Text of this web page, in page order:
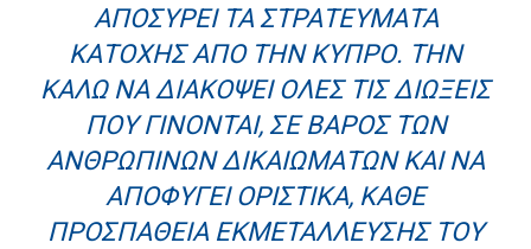
ΑΠΟΣΎΡΕΙ ΤΑ ΣΤΡΑΤΕΎΜΑΤΑ
ΚΑΤΟΧΉΣ ΑΠΌ ΤΗΝ ΚΎΠΡΟ. ΤΗΝ
ΚΑΛΏ ΝΑ ΔΙΑΚΌΨΕΙ ΌΛΕΣ ΤΙΣ ΔΙΏΞΕΙΣ
ΠΟΥ ΓΊΝΟΝΤΑΙ, ΣΕ ΒΆΡΟΣ ΤΩΝ
ΑΝΘΡΩΠΊΝΩΝ ΔΙΚΑΙΩΜΆΤΩΝ ΚΑΙ ΝΑ
ΑΠΟΦΎΓΕΙ ΟΡΙΣΤΙΚΆ, ΚΆΘΕ
ΠΡΟΣΠΆΘΕΙΑ ΕΚΜΕΤΆΛΛΕΥΣΗΣ ΤΟΥ